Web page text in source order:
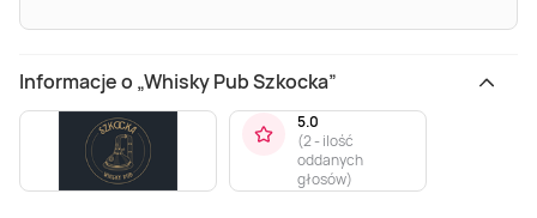
Informacje o „Whisky Pub Szkocka”
5.0
(2 - ilość
oddanych
głosów)